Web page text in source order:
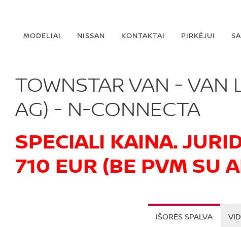
MODELIAI NISSAN KONTAKTAI PIRKĖJUI
TOWNSTAR VAN - VAN
AG) - N-CONNECTA
SPECIALI KAINA.
710 EUR (BE PVM SU
IŠORĖS SPALVA